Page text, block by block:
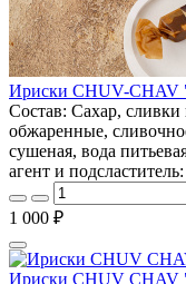
Ириски CHUV-CHAV
Состав: Сахар,
обжаренные,
сушеная, вода
агент и
1 000 ₽
Ириски CHUV CHAV